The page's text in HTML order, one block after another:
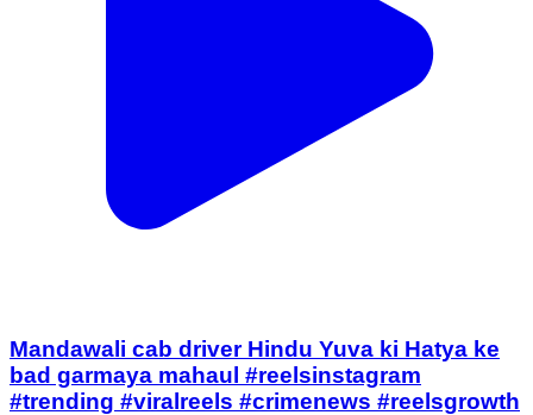
Mandawali cab driver Hindu Yuva ki Hatya ke
bad garmaya mahaul #reelsinstagram
#trending #viralreels #crimenews #reelsgrowth